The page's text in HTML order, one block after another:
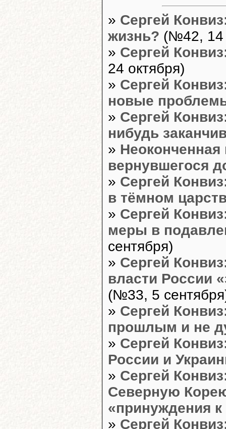
» Сергей
жизнь? (№42, 14
» Сергей
24 октября)
» Сергей
новые
» Сергей
нибудь
» Неоконченная
вернувшегося
» Сергей
в тёмном
» Сергей
меры в
сентября)
» Сергей
власти России
(№33, 5
» Сергей
прошлым и не
» Сергей
России и
» Сергей
Северную
«принуждения
» Сергей